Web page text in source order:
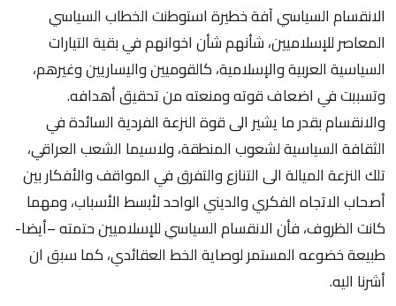
الانقسام السياسي آفة خطيرة استوطنت الخطاب السياسي
المعاصر للإسلاميين، شأنهم شأن اخوانهم في بقية التيارات
السياسية العربية والإسلامية، كالقوميين واليساريين وغيرهم،
وتسببت في اضعاف قوته ومنعته من تحقيق أهدافه.
والانقسام بقدر ما يشير الى قوة النزعة الفردية السائدة في
الثقافة السياسية لشعوب المنطقة، ولاسيما الشعب العراقي،
تلك النزعة الميالة الى التنازع والتفرق في المواقف والأفكار بين
أصحاب الاتجاه الفكري والديني الواحد لأبسط الأسباب، ومهما
كانت الظروف، فأن الانقسام السياسي للإسلاميين حتمته –أيضا-
طبيعة خضوعه المستمر لوصاية الخط العقائدي، كما سبق ان
أشرنا اليه.